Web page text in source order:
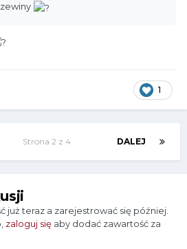
1
DALEJ
Strona 2 z 4
już teraz a zarejestrować się później.
zaloguj się aby dodać zawartość za